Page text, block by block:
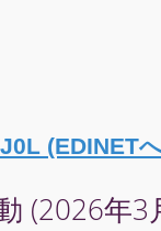
(EDINET
(2026年3